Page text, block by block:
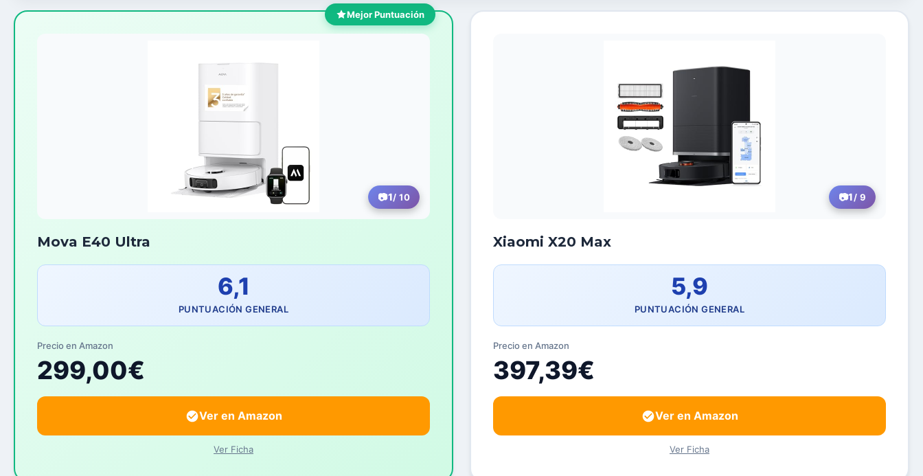
Mejor Puntuación
1/ 10
Mova E40 Ultra
6,1
PUNTUACIÓN GENERAL
Precio en Amazon
299,00€
Ver en Amazon
Ver Ficha
1/ 9
Xiaomi X20 Max
5,9
PUNTUACIÓN GENERAL
Precio en Amazon
397,39€
Ver en Amazon
Ver Ficha